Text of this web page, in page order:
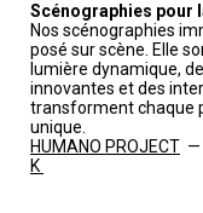
Scénographies pour
Nos scénographies
posé sur scène. Elle
lumière dynamique,
innovantes et des
transforment chaque
unique.
HUMANO PROJECT —
K